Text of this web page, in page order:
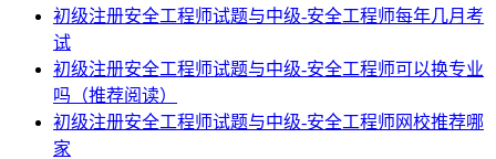
初级注册安全工程师试题与中级-安全工程师每年几月考
试
初级注册安全工程师试题与中级-安全工程师可以换专业
吗（推荐阅读）
初级注册安全工程师试题与中级-安全工程师网校推荐哪
家